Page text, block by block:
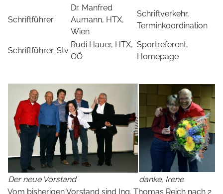
Schriftführer
Dr. Manfred
Aumann, HTX,
Wien
Schriftverkehr,
Terminkoordination
Schriftführer-Stv.
Rudi Hauer, HTX,
OÖ
Sportreferent,
Homepage
Der neue Vorstand
danke, Irene
Vom bisherigen Vorstand sind Ing. Thomas Reich nach 2